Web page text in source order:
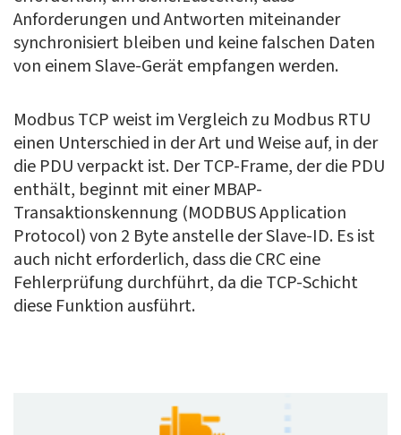
Anforderungen und Antworten miteinander
synchronisiert bleiben und keine falschen Daten
von einem Slave-Gerät empfangen werden.
Modbus TCP weist im Vergleich zu Modbus RTU
einen Unterschied in der Art und Weise auf, in der
die PDU verpackt ist. Der TCP-Frame, der die PDU
enthält, beginnt mit einer MBAP-
Transaktionskennung (MODBUS Application
Protocol) von 2 Byte anstelle der Slave-ID. Es ist
auch nicht erforderlich, dass die CRC eine
Fehlerprüfung durchführt, da die TCP-Schicht
diese Funktion ausführt.